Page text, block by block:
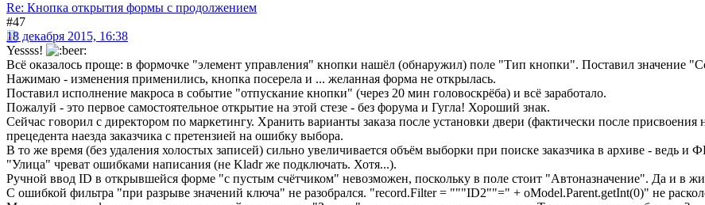
Re: Кнопка открытия формы с продолжением
#47
18 декабря 2015, 16:38
Yessss!
Всё оказалось проще: в формочке "элемент управления" кнопки нашёл (обнаружил) поле "Тип кнопки". Поставил значение
Нажимаю - изменения применились, кнопка посерела и ... желанная форма не открылась.
Поставил исполнение макроса в событие "отпускание кнопки" (через 20 мин головоскрёба) и всё заработало.
Пожалуй - это первое самостоятельное открытие на этой стезе - без форума и Гугла! Хороший знак.
Сейчас говорил с директором по маркетингу. Хранить варианты заказа после установки двери (фактически после
прецедента наезда заказчика с претензией на ошибку выбора.
В то же время (без удаления холостых записей) сильно увеличивается объём выборки при поиске заказчика в архиве - ведь
"Улица" чреват ошибками написания (не Kladr же подключать. Хотя...).
Ручной ввод ID в открывшейся форме "с пустым счётчиком" невозможен, поскольку в поле стоит "Автоназначение". Да и в
С ошибкой фильтра "при разрыве значений ключа" не разобрался. "record.Filter = """ID2""=" + oModel.Parent.getInt(0)" не